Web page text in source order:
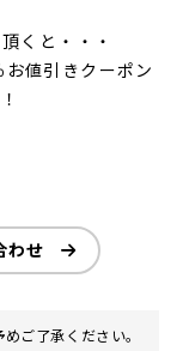
くと・・・
値引きクーポン
わせ
ご了承ください。